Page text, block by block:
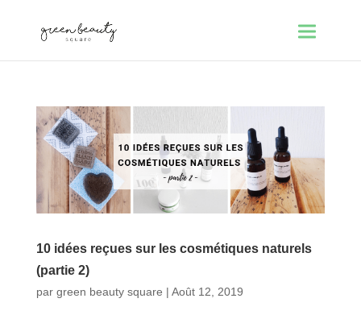
10 idées reçues sur les cosmétiques naturels
(partie 2)
par green beauty square | Août 12, 2019